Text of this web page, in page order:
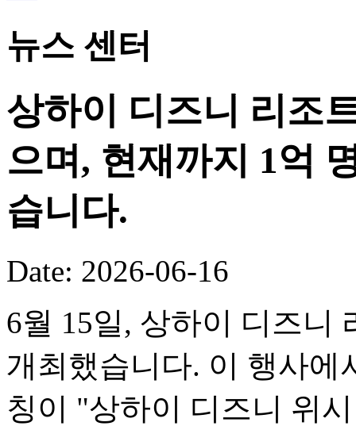
뉴스 센터
상하이 디즈니 리조
으며, 현재까지 1억
습니다.
Date: 2026-06-16
6월 15일, 상하이 디즈니
개최했습니다. 이 행사에
칭이 "상하이 디즈니 위시